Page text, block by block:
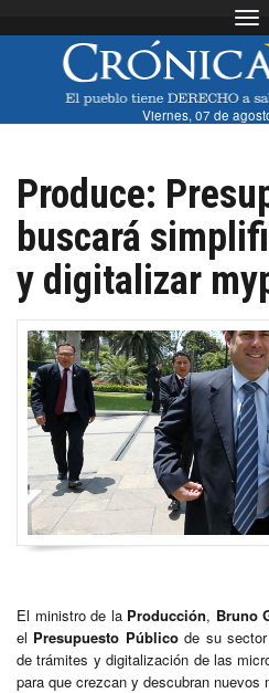
Viernes, 07 de
Produce:
buscará
y digitalizar
El ministro de la Producción, Bruno
el Presupuesto Públicode su sector
de trámites y digitalización de las
para que crezcan y descubran nuevos